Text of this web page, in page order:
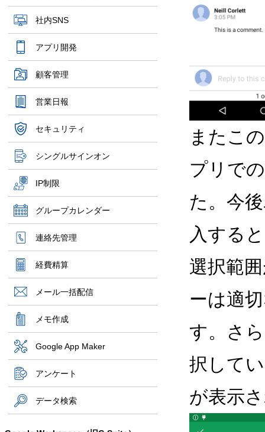
社内SNS
アプリ開発
顧客管理
営業日報
セキュリティ
シングルサインオン
IP制限
グループカレンダー
連絡先管理
経費精算
メール一括配信
メモ作成
Google App Maker
アンケート
データ検索
またこ
プリで
た。今
入する
選択範
ーは適
す。さ
択して
が表示